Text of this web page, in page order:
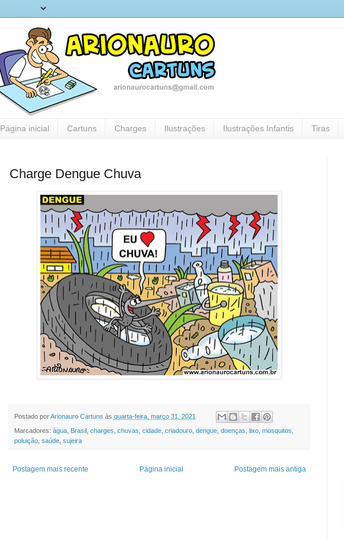
Página inicial Cartuns Charges Ilustrações Ilustrações Infantis Tiras
Charge Dengue Chuva
Postado porArionauro Cartuns às quarta-feira, março 31, 2021
Marcadores: água, Brasil, charges chuvas cidade, criadouro, dengue, doenças lixo, mosquitos
poluição, saúde, sujeira
Postagem mais recente Postagem mais antiga
Página inicial